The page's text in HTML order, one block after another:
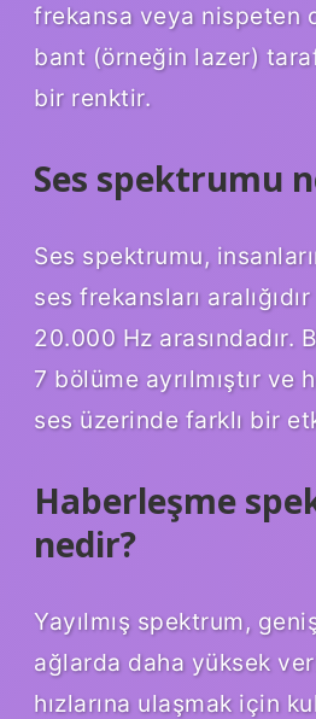
frekansa veya nispeten
bant (örneğin lazer)
bir renktir.
Ses spektrumu
Ses spektrumu,
ses frekansları
20.000 Hz arasındadır.
7 bölüme ayrılmıştır ve
ses üzerinde farklı bir
Haberleşme
nedir?
Yayılmış spektrum,
ağlarda daha yüksek
hızlarına ulaşmak için